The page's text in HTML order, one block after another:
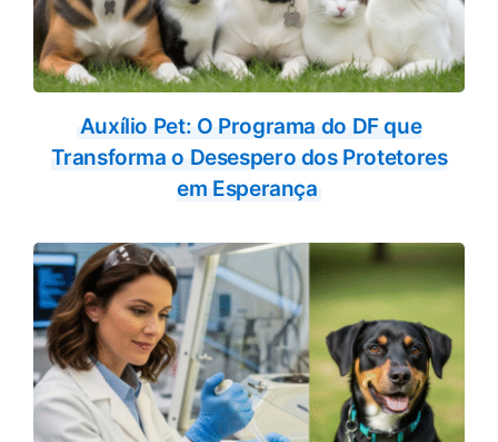
Auxílio Pet: O Programa do DF que
Transforma o Desespero dos Protetores
em Esperança